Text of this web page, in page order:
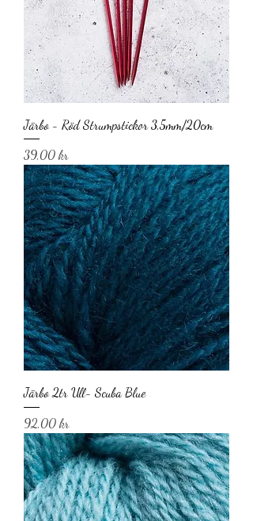
Järbo - Röd Strumpstickor 3,5mm/20cm
Pris
39,00 kr
Järbo 2tr Ull- Scuba Blue
Pris
92,00 kr